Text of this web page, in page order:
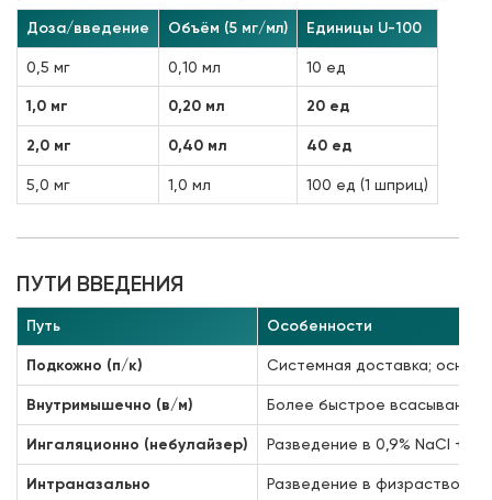
Доза/введение Объём (5 мг/мл) Единицы U-100
0,5 мг 0,10 мл 10 ед
1,0 мг 0,20 мл 20 ед
2,0 мг 0,40 мл 40 ед
5,0 мг 1,0 мл 100 ед (1 шприц)
ПУТИ ВВЕДЕНИЯ
Путь Особенности
Подкожно (п/к) Системная доставка;
Внутримышечно (в/м) Более быстрое всасывание;
Ингаляционно (небулайзер) Разведение в 0,9% NaCl +
Интраназально Разведение в физрастворе